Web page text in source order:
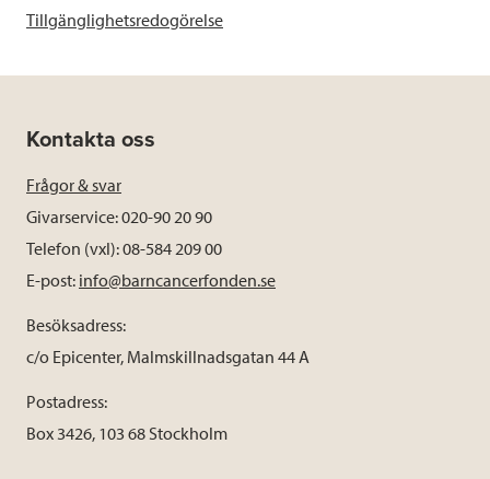
Tillgänglighetsredogörelse
Kontakta oss
Frågor & svar
Givarservice: 020-90 20 90
Telefon (vxl): 08-584 209 00
E-post: info@barncancerfonden.se
Besöksadress:
c/o Epicenter, Malmskillnadsgatan 44 A
Postadress:
Box 3426, 103 68 Stockholm